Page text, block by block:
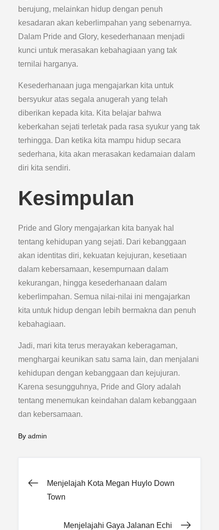
berujung, melainkan hidup dengan penuh
kesadaran akan keberlimpahan yang sebenarnya.
Dalam Pride and Glory, kesederhanaan menjadi
kunci untuk merasakan kebahagiaan yang tak
ternilai harganya.
Kesederhanaan juga mengajarkan kita untuk
bersyukur atas segala anugerah yang telah
diberikan kepada kita. Kita belajar bahwa
keberkahan sejati terletak pada rasa syukur yang tak
terhingga. Dan ketika kita mampu hidup secara
sederhana, kita akan merasakan kedamaian dalam
diri kita sendiri.
Kesimpulan
Pride and Glory mengajarkan kita banyak hal
tentang kehidupan yang sejati. Dari kebanggaan
akan identitas diri, kekuatan kejujuran, kesetiaan
dalam kebersamaan, kesempurnaan dalam
kekurangan, hingga kesederhanaan dalam
keberlimpahan. Semua nilai-nilai ini mengajarkan
kita untuk hidup dengan lebih bermakna dan penuh
kebahagiaan.
Jadi, mari kita terus merayakan keberagaman,
menghargai keunikan satu sama lain, dan menjalani
kehidupan dengan kebanggaan dan kejujuran.
Karena sesungguhnya, Pride and Glory adalah
tentang menemukan keindahan dalam kebanggaan
dan kebersamaan.
Byadmin
Post
Menjelajah Kota Megan Huylo Down
Town
Menjelajahi Gaya Jalanan Echi